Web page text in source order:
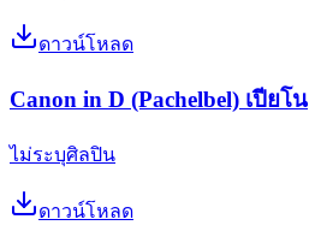
ดาวน์โหลด
Canon in D (Pachelbel) เปียโน
ไม่ระบุศิลปิน
ดาวน์โหลด